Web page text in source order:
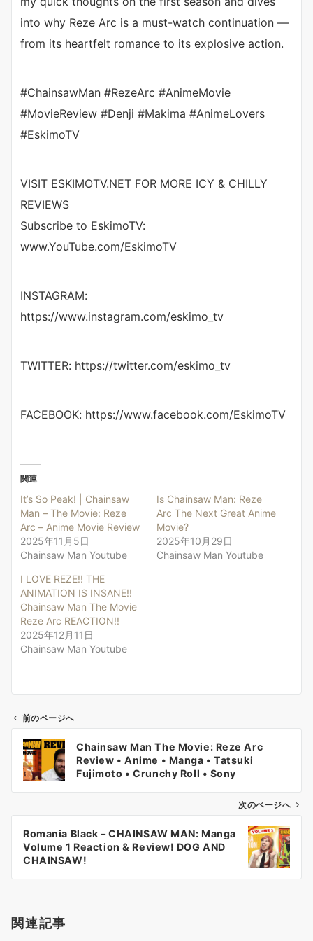
into why Reze Arc is a must-watch continuation —
from its heartfelt romance to its explosive action.
#ChainsawMan #RezeArc #AnimeMovie
#MovieReview #Denji #Makima #AnimeLovers
#EskimoTV
VISIT ESKIMOTV.NET FOR MORE ICY & CHILLY
REVIEWS
Subscribe to EskimoTV:
www.YouTube.com/EskimoTV
INSTAGRAM:
https://www.instagram.com/eskimo_tv
TWITTER: https://twitter.com/eskimo_tv
FACEBOOK: https://www.facebook.com/EskimoTV
関連
It’s So Peak! | Chainsaw
Man – The Movie: Reze
Arc – Anime Movie Review
2025年11月5日
Chainsaw Man Youtube
Is Chainsaw Man: Reze
Arc The Next Great Anime
Movie?
2025年10月29日
Chainsaw Man Youtube
I LOVE REZE!! THE
ANIMATION IS INSANE!!
Chainsaw Man The Movie
Reze Arc REACTION!!
2025年12月11日
Chainsaw Man Youtube
ビ
ン
前のページへ
Chainsaw Man The Movie: Reze Arc
Review • Anime • Manga • Tatsuki
Fujimoto • Crunchy Roll • Sony
次のページへ
Romania Black – CHAINSAW MAN: Manga
Volume 1 Reaction & Review! DOG AND
CHAINSAW!
関連記事